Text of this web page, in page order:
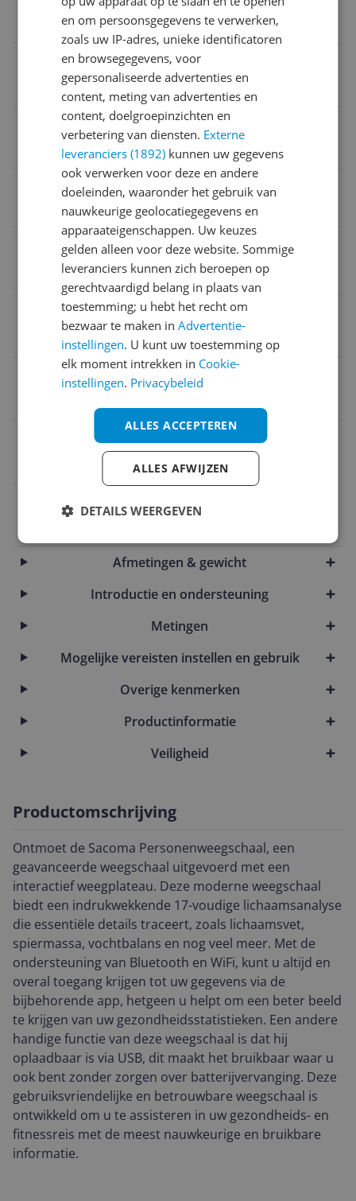
Geschikt voor type vloer
Laminaat
Bediening via mobiele app
Maximaal aantal personen te onthouden
Persoonsherkenning
Met atletenprogramma
Automatisch uitschakelen
Afmetingen & gewicht
Introductie en ondersteuning
Metingen
Mogelijke vereisten instellen en gebruik
Overige kenmerken
Productinformatie
Veiligheid
Productomschrijving
Ontmoet de Sacoma Personenweegschaal, een
geavanceerde weegschaal uitgevoerd met een
interactief weegplateau. Deze moderne weegschaal
biedt een indrukwekkende 17-voudige lichaamsanalyse
die essentiële details traceert, zoals lichaamsvet,
spiermassa, vochtbalans en nog veel meer. Met de
ondersteuning van Bluetooth en WiFi, kunt u altijd en
overal toegang krijgen tot uw gegevens via de
bijbehorende app, hetgeen u helpt om een beter beeld
te krijgen van uw gezondheidsstatistieken. Een andere
handige functie van deze weegschaal is dat hij
oplaadbaar is via USB, dit maakt het bruikbaar waar u
ook bent zonder zorgen over batterijvervanging. Deze
gebruiksvriendelijke en betrouwbare weegschaal is
ontwikkeld om u te assisteren in uw gezondheids- en
fitnessreis met de meest nauwkeurige en bruikbare
informatie.
en om persoonsgegevens te verwerken,
zoals uw IP-adres, unieke identificatoren
en browsegegevens, voor
gepersonaliseerde advertenties en
content, meting van advertenties en
content, doelgroepinzichten en
verbetering van diensten. Externe
leveranciers (1892) kunnen uw gegevens
ook verwerken voor deze en andere
doeleinden, waaronder het gebruik van
nauwkeurige geolocatiegegevens en
apparaateigenschappen. Uw keuzes
gelden alleen voor deze website. Sommige
leveranciers kunnen zich beroepen op
gerechtvaardigd belang in plaats van
toestemming; u hebt het recht om
bezwaar te maken inAdvertentie-
instellingen. U kunt uw toestemming op
elk moment intrekken in Cookie-
instellingen. Privacybeleid
ALLES ACCEPTEREN
ALLES AFWIJZEN
DETAILS WEERGEVEN